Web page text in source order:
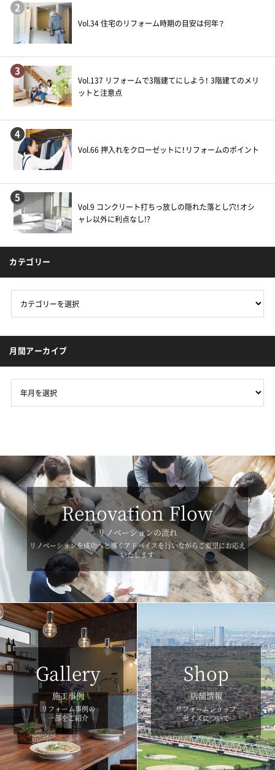
カテゴリー
月間アーカイブ
2
Vol.34 住宅のリフォーム時期の目安は何年？
3
Vol.137 リフォームで3階建てにしよう！ 3階建てのメリ
ットと注意点
4
Vol.66 押入れをクローゼットに！リフォームのポイント
5
Vol.9 コンクリート打ちっ放しの隠れた落とし穴！オシ
ャレ以外に利点なし!?
Renovation Flow
リノベーションの流れ
リノベーションを成功へと導くアドバイスを行いながらご要望にお応え
いたします
Gallery
施工事例
リフォーム事例の
一部をご紹介
Shop
店舗情報
リフォームショップ
セイズについて